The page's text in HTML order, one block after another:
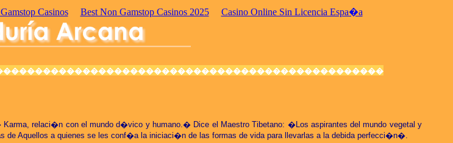
Casinos Best Non Gamstop Casinos 2025 Casino Online Sin Licencia Espa�a
relaci�n con el mundo d�vico y humano.� Dice el Maestro Tibetano: �Los aspirantes del mundo vegetal y
Aquellos a quienes se les conf�a la iniciaci�n de las formas de vida para llevarlas a la debida perfecci�n�.